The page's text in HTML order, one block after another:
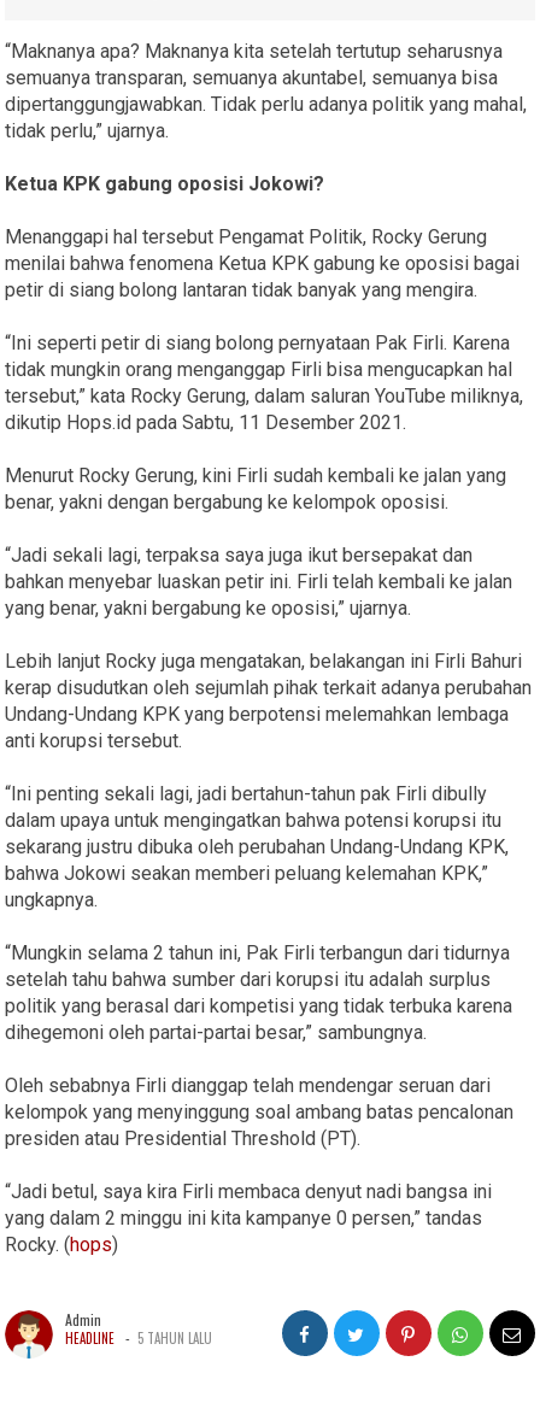
“Maknanya apa? Maknanya kita setelah tertutup seharusnya
semuanya transparan, semuanya akuntabel, semuanya bisa
dipertanggungjawabkan. Tidak perlu adanya politik yang mahal,
tidak perlu,” ujarnya.
Ketua KPK gabung oposisi Jokowi?
Menanggapi hal tersebut Pengamat Politik, Rocky Gerung
menilai bahwa fenomena Ketua KPK gabung ke oposisi bagai
petir di siang bolong lantaran tidak banyak yang mengira.
“Ini seperti petir di siang bolong pernyataan Pak Firli. Karena
tidak mungkin orang menganggap Firli bisa mengucapkan hal
tersebut,” kata Rocky Gerung, dalam saluran YouTube miliknya,
dikutip Hops.id pada Sabtu, 11 Desember 2021.
Menurut Rocky Gerung, kini Firli sudah kembali ke jalan yang
benar, yakni dengan bergabung ke kelompok oposisi.
“Jadi sekali lagi, terpaksa saya juga ikut bersepakat dan
bahkan menyebar luaskan petir ini. Firli telah kembali ke jalan
yang benar, yakni bergabung ke oposisi,” ujarnya.
Lebih lanjut Rocky juga mengatakan, belakangan ini Firli Bahuri
kerap disudutkan oleh sejumlah pihak terkait adanya perubahan
Undang-Undang KPK yang berpotensi melemahkan lembaga
anti korupsi tersebut.
“Ini penting sekali lagi, jadi bertahun-tahun pak Firli dibully
dalam upaya untuk mengingatkan bahwa potensi korupsi itu
sekarang justru dibuka oleh perubahan Undang-Undang KPK,
bahwa Jokowi seakan memberi peluang kelemahan KPK,”
ungkapnya.
“Mungkin selama 2 tahun ini, Pak Firli terbangun dari tidurnya
setelah tahu bahwa sumber dari korupsi itu adalah surplus
politik yang berasal dari kompetisi yang tidak terbuka karena
dihegemoni oleh partai-partai besar,” sambungnya.
Oleh sebabnya Firli dianggap telah mendengar seruan dari
kelompok yang menyinggung soal ambang batas pencalonan
presiden atau Presidential Threshold (PT).
“Jadi betul, saya kira Firli membaca denyut nadi bangsa ini
yang dalam 2 minggu ini kita kampanye 0 persen,” tandas
Rocky. (hops)
Admin
HEADLINE - 5 TAHUN LALU